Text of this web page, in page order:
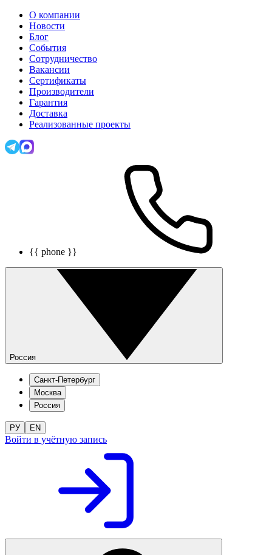
О компании
Новости
Блог
События
Сотрудничество
Вакансии
Сертификаты
Производители
Гарантия
Доставка
Реализованные проекты
{{ phone }}
Россия
Санкт-Петербург
Москва
Россия
РУ EN
Войти в учётную запись